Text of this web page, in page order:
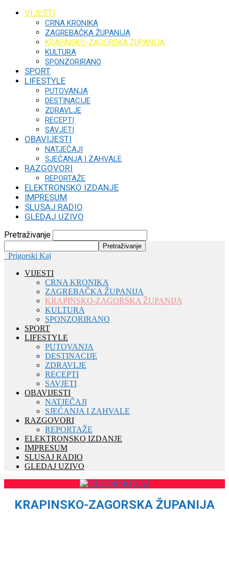
VIJESTI
CRNA KRONIKA
ZAGREBAČKA ŽUPANIJA
KRAPINSKO-ZAGORSKA ŽUPANIJA
KULTURA
SPONZORIRANO
SPORT
LIFESTYLE
PUTOVANJA
DESTINACIJE
ZDRAVLJE
RECEPTI
SAVJETI
OBAVIJESTI
NATJEČAJI
SJEĆANJA I ZAHVALE
RAZGOVORI
REPORTAŽE
ELEKTRONSKO IZDANJE
IMPRESUM
SLUSAJ RADIO
GLEDAJ UZIVO
Pretraživanje
Prigorski Kaj
VIJESTI
CRNA KRONIKA
ZAGREBAČKA ŽUPANIJA
KRAPINSKO-ZAGORSKA ŽUPANIJA
KULTURA
SPONZORIRANO
SPORT
LIFESTYLE
PUTOVANJA
DESTINACIJE
ZDRAVLJE
RECEPTI
SAVJETI
OBAVIJESTI
NATJEČAJI
SJEĆANJA I ZAHVALE
RAZGOVORI
REPORTAŽE
ELEKTRONSKO IZDANJE
IMPRESUM
SLUSAJ RADIO
GLEDAJ UZIVO
KRAPINSKO-ZAGORSKA ŽUPANIJA